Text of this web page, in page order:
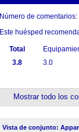
Número de comentarios:
Este huésped
Total
3.8
3.0
Mostrar todo los
Vista de conjunto: